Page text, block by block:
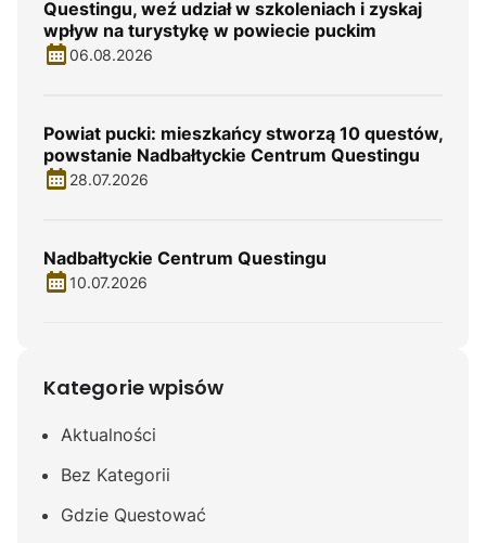
Questingu, weź udział w szkoleniach i zyskaj
wpływ na turystykę w powiecie puckim
06.08.2026
Powiat pucki: mieszkańcy stworzą 10 questów,
powstanie Nadbałtyckie Centrum Questingu
28.07.2026
Nadbałtyckie Centrum Questingu
10.07.2026
Kategorie wpisów
Aktualności
Bez Kategorii
Gdzie Questować